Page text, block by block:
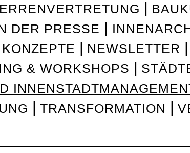
DER PRESSE
NEWSLETTER
& WORKSHOPS
TRANSFORMATION